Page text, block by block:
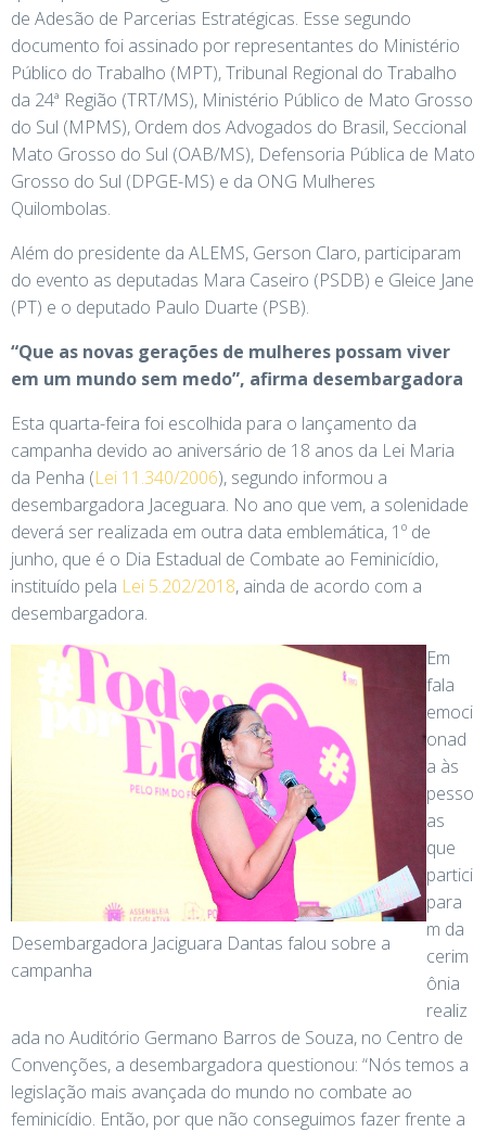
de Adesão de Parcerias Estratégicas. Esse segundo
documento foi assinado por representantes do Ministério
Público do Trabalho (MPT), Tribunal Regional do Trabalho
da 24ª Região (TRT/MS), Ministério Público de Mato Grosso
do Sul (MPMS), Ordem dos Advogados do Brasil, Seccional
Mato Grosso do Sul (OAB/MS), Defensoria Pública de Mato
Grosso do Sul (DPGE-MS) e da ONG Mulheres
Quilombolas.
Além do presidente da ALEMS, Gerson Claro, participaram
do evento as deputadas Mara Caseiro (PSDB) e Gleice Jane
(PT) e o deputado Paulo Duarte (PSB).
“Que as novas gerações de mulheres possam viver
em um mundo sem medo”, afirma desembargadora
Esta quarta-feira foi escolhida para o lançamento da
campanha devido ao aniversário de 18 anos da Lei Maria
da Penha (Lei 11.340/2006), segundo informou a
desembargadora Jaceguara. No ano que vem, a solenidade
deverá ser realizada em outra data emblemática, 1º de
junho, que é o Dia Estadual de Combate ao Feminicídio,
instituído pela Lei 5.202/2018, ainda de acordo com a
desembargadora.
Desembargadora Jaciguara Dantas falou sobre a
campanha
Em
fala
emoci
onad
a às
pesso
as
que
partici
para
m da
cerim
ônia
realiz
ada no Auditório Germano Barros de Souza, no Centro de
Convenções, a desembargadora questionou: “Nós temos a
legislação mais avançada do mundo no combate ao
feminicídio. Então, por que não conseguimos fazer frente a